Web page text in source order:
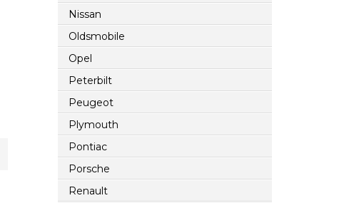
Nissan
Oldsmobile
Opel
Peterbilt
Peugeot
Plymouth
Pontiac
Porsche
Renault